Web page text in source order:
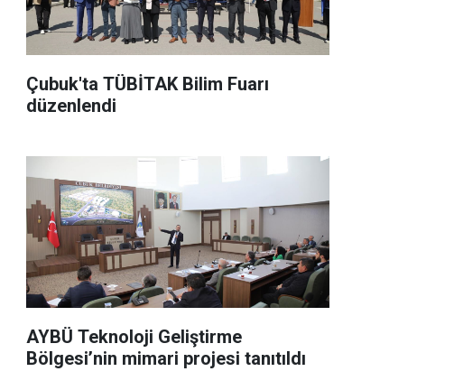
Çubuk'ta TÜBİTAK Bilim Fuarı
düzenlendi
AYBÜ Teknoloji Geliştirme
Bölgesi’nin mimari projesi tanıtıldı